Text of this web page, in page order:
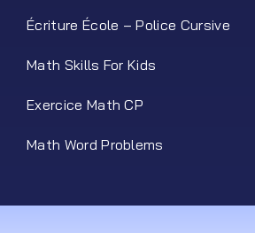
Écriture École – Police Cursive
Math Skills For Kids
Exercice Math CP
Math Word Problems